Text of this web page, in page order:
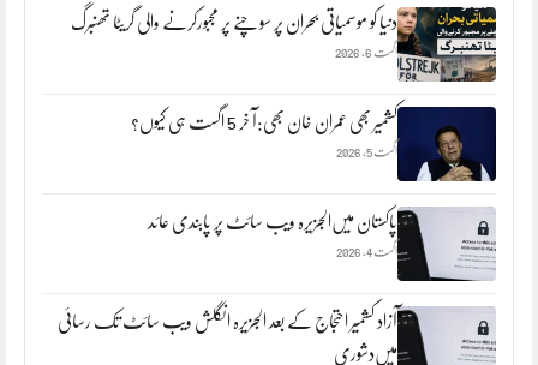
دنیا کو موسمیاتی بحران پر سوچنے پر مجبورکرنے والی گریٹا تھنبرگ
اگست 6, 2026
کشمیر بھی عمران خان بھی:آ خر 5 اگست ہی کیوں؟
اگست 5, 2026
پاکستان میں‌الجزیرہ ویب سائٹ پر پابندی عائد
اگست 4, 2026
آزاد کشمیر احتجاج کے بعد الجزیرہ انگلش ویب سائٹ تک رسائی
میں‌دشوری